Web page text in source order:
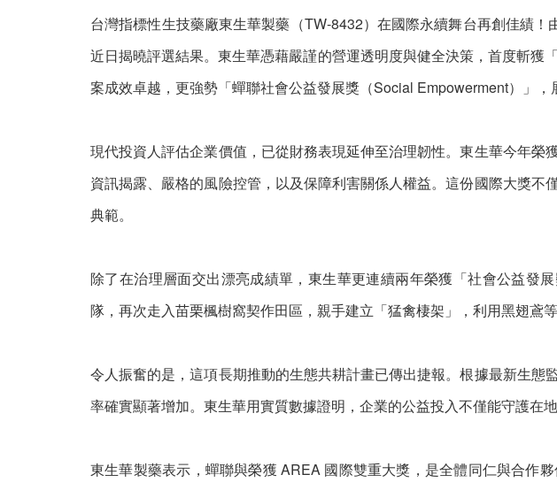
台灣指標性生技藥廠東生華製藥（TW-8432）在國際永續舞台再創佳績
近日揭曉評選結果。東生華憑藉嚴謹的營運透明度與健全決策，首度斬
案成效卓越，更強勢「蟬聯社會公益發展獎（Social Empowerment）」，
現代投資人評估企業價值，已從財務表現延伸至治理韌性。東生華今年
資訊揭露、嚴格的風險控管，以及保障利害關係人權益。這份國際大獎
典範。
除了在治理層面交出漂亮成績單，東生華更連續兩年榮獲「社會公益發
隊，再次走入苗栗楓樹窩契作田區，親手建立「猛禽棲架」，利用黑翅鳶
令人振奮的是，這項長期推動的生態共耕計畫已傳出捷報。根據最新生
率確實顯著增加。東生華用實質數據證明，企業的公益投入不僅能守護在
東生華製藥表示，蟬聯與榮獲 AREA 國際雙重大獎，是全體同仁與合作